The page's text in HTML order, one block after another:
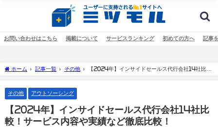
お問い合わせはこちら 掲載について サービスランキング 初めての方へ 記事
ホーム 記事一覧 その他
【2024年】インサイドセールス代行会社14社比
その他 アウトソーシング
【2024年】インサイドセールス代行会社14社比
較！サービス内容や実績など徹底比較！